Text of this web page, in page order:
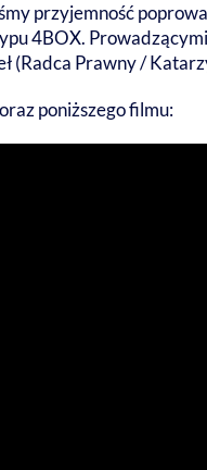
przyjemność
4BOX.
(Radca Prawny /
poniższego filmu: